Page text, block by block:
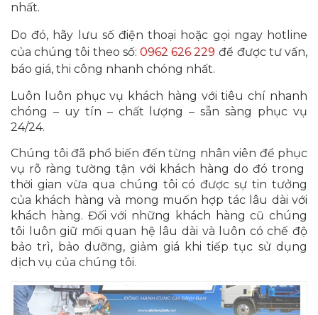
nhất.
Do đó, hãy lưu số điện thoại hoặc gọi ngay hotline
của chúng tôi theo số: 0962 626 229 để được tư vấn,
báo giá, thi công nhanh chóng nhất.
Luôn luôn phục vụ khách hàng với tiêu chí nhanh
chóng – uy tín – chất lượng – sẵn sàng phục vụ
24/24.
Chúng tôi đã phổ biến đến từng nhân viên để phục
vụ rõ ràng tường tận với khách hàng do đó trong
thời gian vừa qua chúng tôi có được sự tin tưởng
của khách hàng và mong muốn hợp tác lâu dài với
khách hàng. Đối với những khách hàng cũ chúng
tôi luôn giữ mối quan hệ lâu dài và luôn có chế độ
bảo trì, bảo dưỡng, giảm giá khi tiếp tục sử dụng
dịch vụ của chúng tôi.